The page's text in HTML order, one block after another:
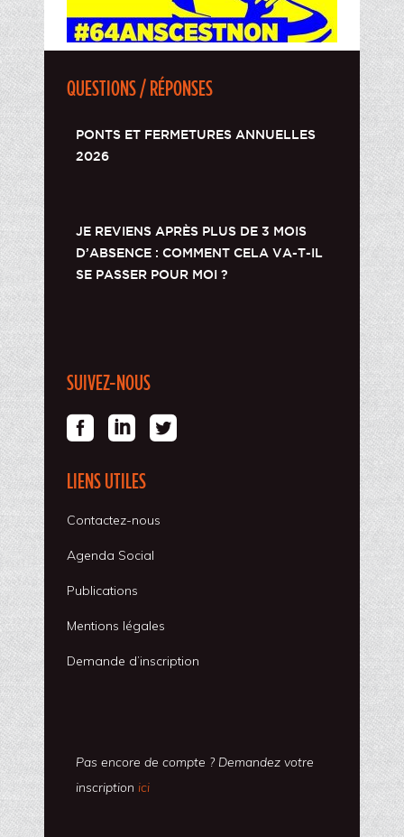
QUESTIONS / RÉPONSES
PONTS ET FERMETURES ANNUELLES
2026
JE REVIENS APRÈS PLUS DE 3 MOIS
D’ABSENCE : COMMENT CELA VA-T-IL
SE PASSER POUR MOI ?
SUIVEZ-NOUS
LIENS UTILES
Contactez-nous
Agenda Social
Publications
Mentions légales
Demande d’inscription
Pas encore de compte ? Demandez votre
inscription ici